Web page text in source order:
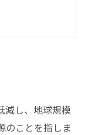
ルギーマネ
減し、地球規模
のことを指しま